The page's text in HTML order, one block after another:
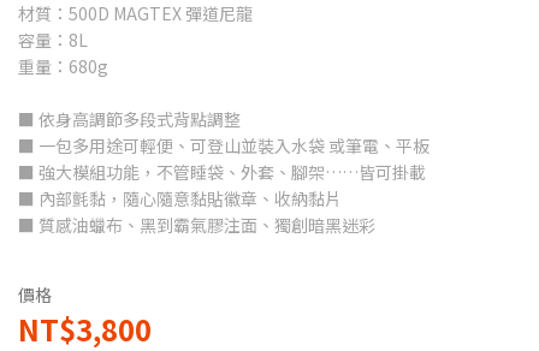
材質：500D MAGTEX 彈道尼龍
容量：8L
重量：680g
■ 依身高調節多段式背點調整
■ 一包多用途可輕便、可登山並裝入水袋 或筆電、平板
■ 強大模組功能，不管睡袋、外套、腳架……皆可掛載
■ 內部氈黏，隨心隨意黏貼徽章、收納黏片
■ 質感油蠟布、黑到霸氣膠注面、獨創暗黑迷彩
價格
NT$3,800